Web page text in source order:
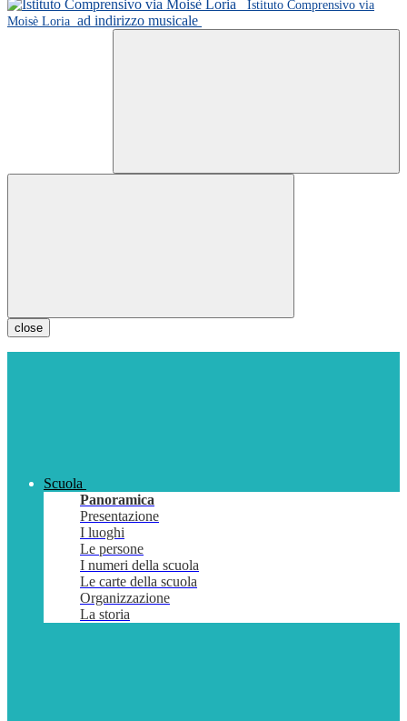
Istituto Comprensivo via
Moisè Loria ad indirizzo musicale
close
Scuola
Panoramica
Presentazione
I luoghi
Le persone
I numeri della scuola
Le carte della scuola
Organizzazione
La storia